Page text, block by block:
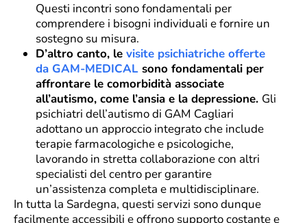
Questi incontri sono fondamentali per
comprendere i bisogni individuali e fornire un
sostegno su misura.
D’altro canto, le visite psichiatriche offerte
da GAM-MEDICAL sono fondamentali per
affrontare le comorbidità associate
all’autismo, come l’ansia e la depressione. Gli
psichiatri dell’autismo di GAM Cagliari
adottano un approccio integrato che include
terapie farmacologiche e psicologiche,
lavorando in stretta collaborazione con altri
specialisti del centro per garantire
un’assistenza completa e multidisciplinare.
In tutta la Sardegna, questi servizi sono dunque
facilmente accessibili e offrono supporto costante e